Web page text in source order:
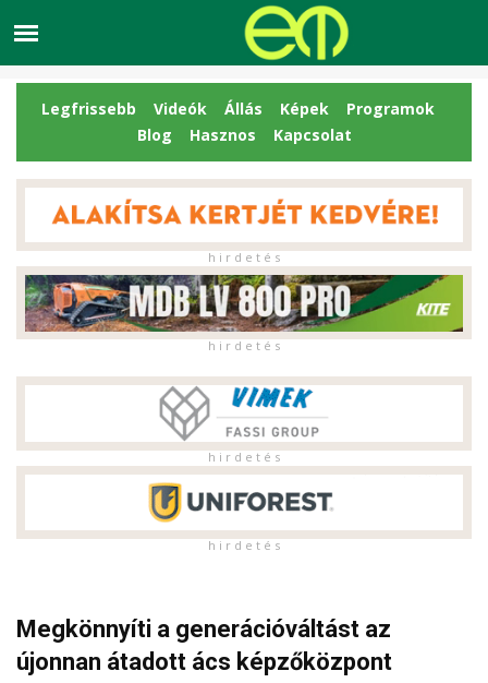
Legfrissebb Videók Állás Képek
Programok
Blog
Hasznos Kapcsolat
h i r d e t é s
h i r d e t é s
h i r d e t é s
h i r d e t é s
Megkönnyíti a generációváltást az
újonnan átadott ács képzőközpont